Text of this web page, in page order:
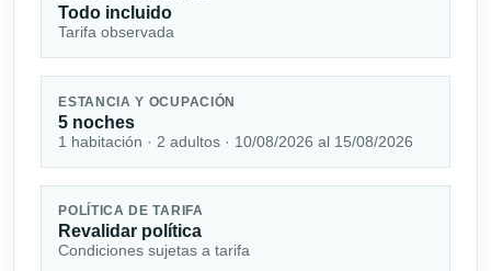
Todo incluido
Tarifa observada
ESTANCIA Y OCUPACIÓN
5 noches
1 habitación · 2 adultos · 10/08/2026 al 15/08/2026
POLÍTICA DE TARIFA
Revalidar política
Condiciones sujetas a tarifa